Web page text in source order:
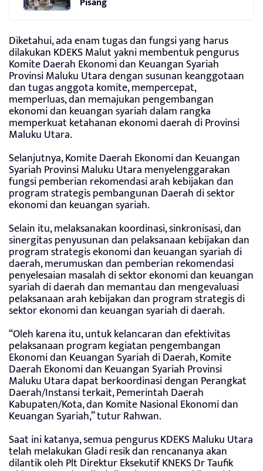
Diketahui, ada enam tugas dan fungsi yang harus
dilakukan KDEKS Malut yakni membentuk pengurus
Komite Daerah Ekonomi dan Keuangan Syariah
Provinsi Maluku Utara dengan susunan keanggotaan
dan tugas anggota komite, mempercepat,
memperluas, dan memajukan pengembangan
ekonomi dan keuangan syariah dalam rangka
memperkuat ketahanan ekonomi daerah di Provinsi
Maluku Utara.
Selanjutnya, Komite Daerah Ekonomi dan Keuangan
Syariah Provinsi Maluku Utara menyelenggarakan
fungsi pemberian rekomendasi arah kebijakan dan
program strategis pembangunan Daerah di sektor
ekonomi dan keuangan syariah.
Selain itu, melaksanakan koordinasi, sinkronisasi, dan
sinergitas penyusunan dan pelaksanaan kebijakan dan
program strategis ekonomi dan keuangan syariah di
daerah, merumuskan dan pemberian rekomendasi
penyelesaian masalah di sektor ekonomi dan keuangan
syariah di daerah dan memantau dan mengevaluasi
pelaksanaan arah kebijakan dan program strategis di
sektor ekonomi dan keuangan syariah di daerah.
“Oleh karena itu, untuk kelancaran dan efektivitas
pelaksanaan program kegiatan pengembangan
Ekonomi dan Keuangan Syariah di Daerah, Komite
Daerah Ekonomi dan Keuangan Syariah Provinsi
Maluku Utara dapat berkoordinasi dengan Perangkat
Daerah/Instansi terkait, Pemerintah Daerah
Kabupaten/Kota, dan Komite Nasional Ekonomi dan
Keuangan Syariah,” tutur Rahwan.
Saat ini katanya, semua pengurus KDEKS Maluku Utara
telah melakukan Gladi resik dan rencananya akan
dilantik oleh Plt Direktur Eksekutif KNEKS Dr Taufik